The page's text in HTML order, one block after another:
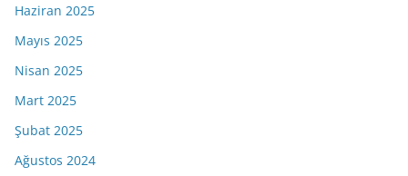
Haziran 2025
Mayıs 2025
Nisan 2025
Mart 2025
Şubat 2025
Ağustos 2024